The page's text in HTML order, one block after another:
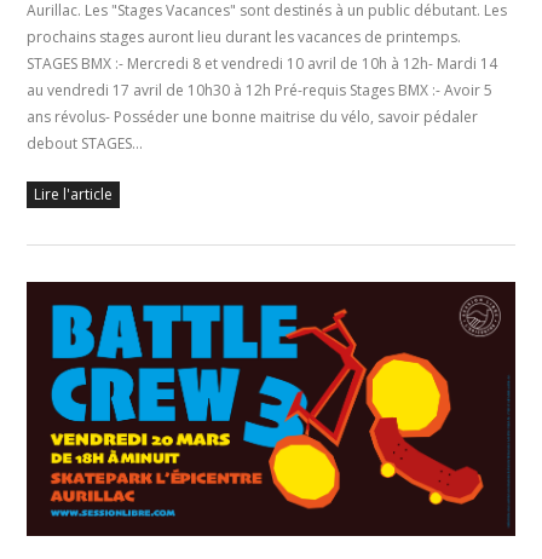
Aurillac. Les "Stages Vacances" sont destinés à un public débutant. Les
prochains stages auront lieu durant les vacances de printemps.
STAGES BMX :- Mercredi 8 et vendredi 10 avril de 10h à 12h- Mardi 14
au vendredi 17 avril de 10h30 à 12h Pré-requis Stages BMX :- Avoir 5
ans révolus- Posséder une bonne maitrise du vélo, savoir pédaler
debout STAGES…
Lire l'article